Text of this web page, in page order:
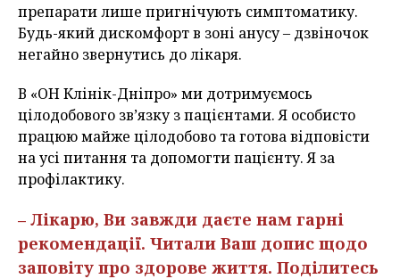
препарати лише пригнічують симптоматику.
Будь-який дискомфорт в зоні анусу – дзвіночок
негайно звернутись до лікаря.
В «ОН Клінік-Дніпро» ми дотримуємось
цілодобового зв’язку з пацієнтами. Я особисто
працюю майже цілодобово та готова відповісти
на усі питання та допомогти пацієнту. Я за
профілактику.
– Лікарю, Ви завжди даєте нам гарні
рекомендації. Читали Ваш допис щодо
заповіту про здорове життя. Поділитесь